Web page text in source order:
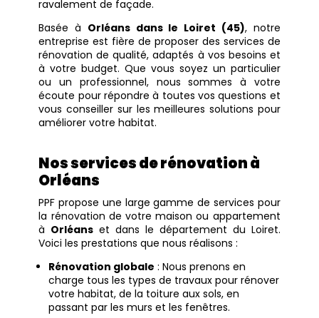
ravalement de façade.
Basée à Orléans dans le Loiret (45), notre
entreprise est fière de proposer des services de
rénovation de qualité, adaptés à vos besoins et
à votre budget. Que vous soyez un particulier
ou un professionnel, nous sommes à votre
écoute pour répondre à toutes vos questions et
vous conseiller sur les meilleures solutions pour
améliorer votre habitat.
Nos services de rénovation à
Orléans
PPF propose une large gamme de services pour
la rénovation de votre maison ou appartement
à Orléans et dans le département du Loiret.
Voici les prestations que nous réalisons :
Rénovation globale : Nous prenons en
charge tous les types de travaux pour rénover
votre habitat, de la toiture aux sols, en
passant par les murs et les fenêtres.